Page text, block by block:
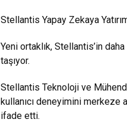
Stellantis Yapay Zekaya
Yeni ortaklık, Stellantis’in
taşıyor.
Stellantis Teknoloji ve
kullanıcı deneyimini merkeze
ifade etti.